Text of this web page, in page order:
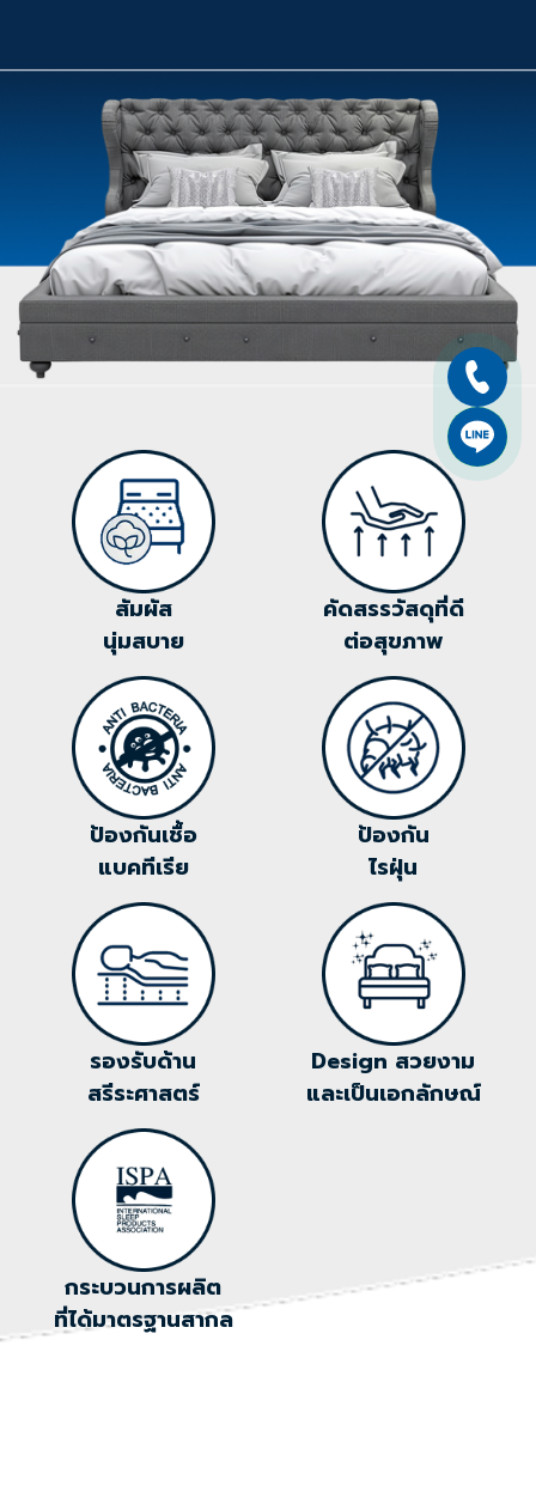
สัมผัส
นุ่มสบาย
คัดสรรวัสดุที่ดี
ต่อสุขภาพ
ป้องกันเชื้อ
แบคทีเรีย
ป้องกัน
ไรฝุ่น
รองรับด้าน
สรีระศาสตร์
Design สวยงาม
และเป็นเอกลักษณ์
กระบวนการผลิต
ที่ได้มาตรฐานสากล